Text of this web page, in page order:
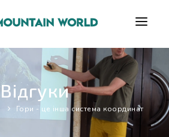
Відгуки
Гори - це інша система координат